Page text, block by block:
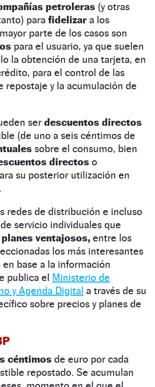
petroleras (y otras
para fidelizara los
parte de los casos son
para el usuario, ya que suelen
la obtención de una tarjeta, en
para el control de las
repostaje y la acumulación de
ser descuentos directos
(de uno a seis céntimos de
sobre el consumo, bien
directos o
su posterior utilización en
redes de distribución e incluso
servicio individuales que
ventajosos, entre los
los más interesantes
base a la información
publica el Ministerio de
y Agenda Digital a través de su
sobre precios y planes de
céntimos de euro por cada
repostado. Se acumulan